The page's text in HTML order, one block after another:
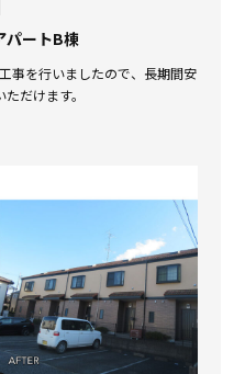
ートB棟
事を行いましたので、長期間安
だけます。